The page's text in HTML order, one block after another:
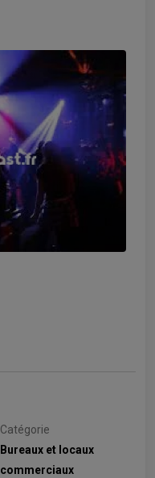
Catégorie
Bureaux et locaux
commerciaux